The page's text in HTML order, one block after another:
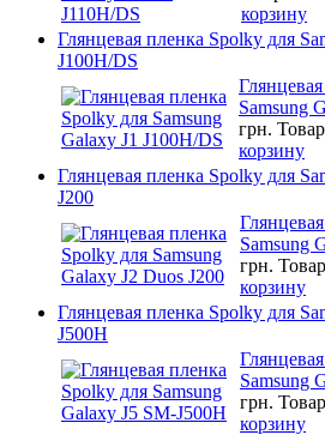
корзину
Глянцевая пленка Spolky для
J100H/DS
Samsung
грн.
корзину
Глянцевая пленка Spolky для
J200
Samsung
грн.
корзину
Глянцевая пленка Spolky для
J500H
Samsung
грн.
корзину